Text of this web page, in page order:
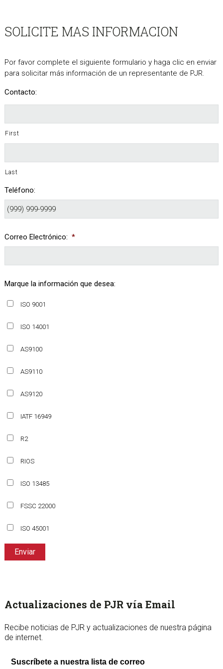
SOLICITE MAS INFORMACION
Por favor complete el siguiente formulario y haga clic en enviar
para solicitar más información de un representante de PJR.
Contacto:
First
Last
Teléfono:
Correo Electrónico: *
Marque la información que desea:
ISO 9001
ISO 14001
AS9100
AS9110
AS9120
IATF 16949
R2
RIOS
ISO 13485
FSSC 22000
ISO 45001
Enviar
sidebar
Page
Sidebar
Actualizaciones de PJR vía Email
Recibe noticias de PJR y actualizaciones de nuestra página
de internet.
Suscríbete a nuestra lista de correo